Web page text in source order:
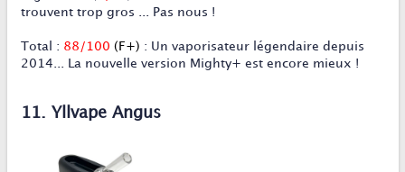
trouvent trop gros ... Pas nous !
Total : 88/100 (F+) : Un vaporisateur légendaire depuis
2014... La nouvelle version Mighty+ est encore mieux !
11. Yllvape Angus